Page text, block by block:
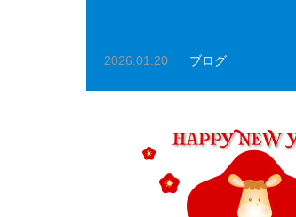
2026.01.20 ブログ